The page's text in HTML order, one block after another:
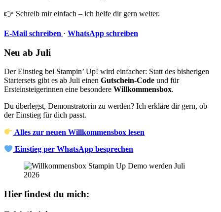
👉 Schreib mir einfach – ich helfe dir gern weiter.
E-Mail schreiben · WhatsApp schreiben
Neu ab Juli
Der Einstieg bei Stampin’ Up! wird einfacher: Statt des bisherigen
Startersets gibt es ab Juli einen Gutschein-Code und für
Ersteinsteigerinnen eine besondere Willkommensbox.
Du überlegst, Demonstratorin zu werden? Ich erkläre dir gern, ob
der Einstieg für dich passt.
Alles zur neuen Willkommensbox lesen
Einstieg per WhatsApp besprechen
Hier findest du mich: